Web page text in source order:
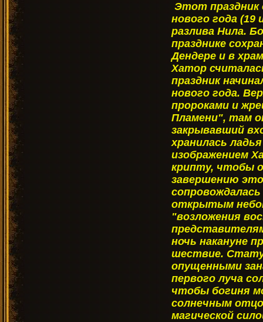
Этот праздник
нового года (19
разлива Нила.
празднике
Дендере и в
Хатор
праздник
нового года.
пророками и
Пламени", там
закрывавший
хранилась
изображением
крипту, чтобы
завершению
открытым
"возложения
ночь накануне
шествие.
опущенными
первого луча
чтобы богиня
солнечным
магической